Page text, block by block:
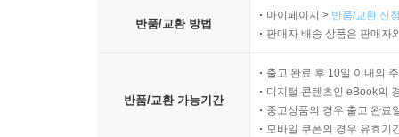
반품/교환 방법
마이페이지 > 반품/교환 신
판매자 배송 상품은 판매자
반품/교환 가능기간
출고 완료 후 10일 이내의
디지털 콘텐츠인 eBook의
중고상품의 경우 출고 완료
모바일 쿠폰의 경우 유효기